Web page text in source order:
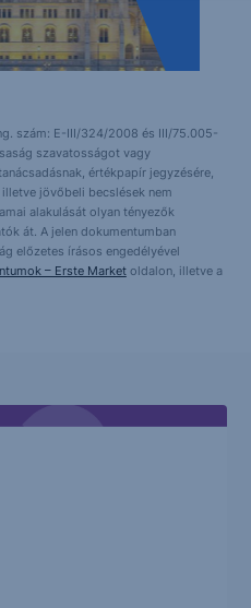
szám: E-III/324/2008 és III/75.005-
szavatosságot vagy
értékpapír jegyzésére,
jövőbeli becslések nem
alakulását olyan tényezők
át. A jelen dokumentumban
előzetes írásos engedélyével
– Erste Marketoldalon, illetve a